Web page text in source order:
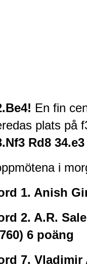
En fin
plats på
Rd8
i
1. Anish
2. A.R.
6 poäng
7. Vladimir